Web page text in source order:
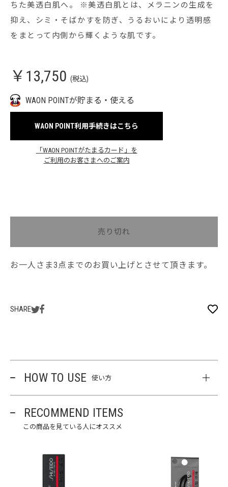
ちた美透白肌へ。 ※美透白肌とは、メラニンの生成を
抑え、シミ・そばかすを防ぎ、うるおいにより透明感
をまとって内側から輝くような肌です。
￥13,750 (税込)
WAON POINTが貯まる・使える
WAON POINT利用手続きはこちら
「WAON POINTがたまるカード」を
ご利用のお客さまへのご案内
売り切れ
お一人さま3点までのお買い上げとさせて頂きます。
SHARE
HOW TO USE 使い方
RECOMMEND ITEMS
この商品を見ている人にオススメ